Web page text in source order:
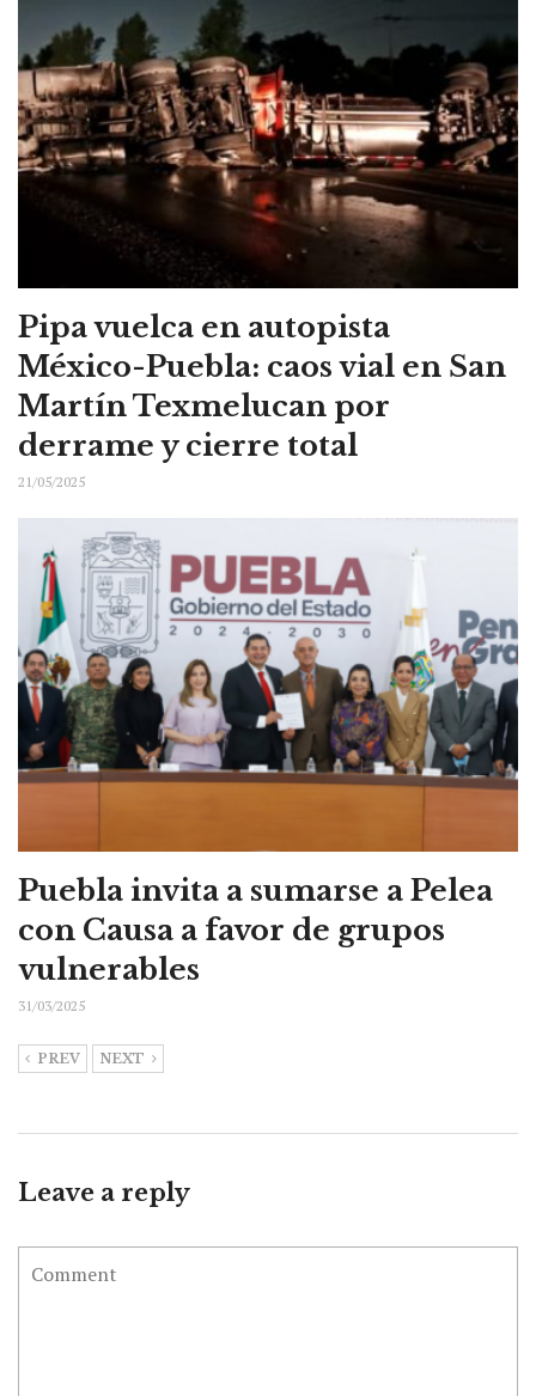
Pipa vuelca en autopista
México-Puebla: caos vial en San
Martín Texmelucan por
derrame y cierre total
21/05/2025
Puebla invita a sumarse a Pelea
con Causa a favor de grupos
vulnerables
31/03/2025
PREV NEXT
Leave a reply